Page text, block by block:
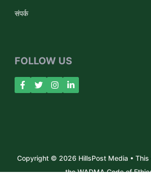
संपर्क
FOLLOW US
Copyright © 2026 HillsPost Media •
the WADMA Code of